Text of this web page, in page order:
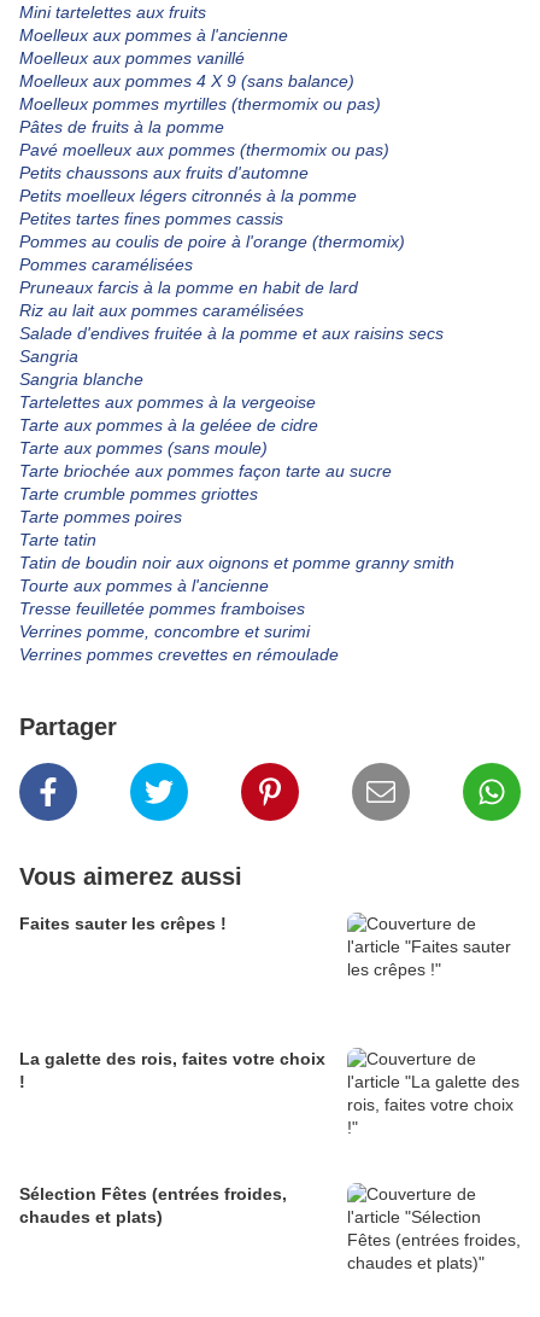
Mini tartelettes aux fruits
Moelleux aux pommes à l'ancienne
Moelleux aux pommes vanillé
Moelleux aux pommes 4 X 9 (sans balance)
Moelleux pommes myrtilles (thermomix ou pas)
Pâtes de fruits à la pomme
Pavé moelleux aux pommes (thermomix ou pas)
Petits chaussons aux fruits d'automne
Petits moelleux légers citronnés à la pomme
Petites tartes fines pommes cassis
Pommes au coulis de poire à l'orange (thermomix)
Pommes caramélisées
Pruneaux farcis à la pomme en habit de lard
Riz au lait aux pommes caramélisées
Salade d'endives fruitée à la pomme et aux raisins secs
Sangria
Sangria blanche
Tartelettes aux pommes à la vergeoise
Tarte aux pommes à la geléee de cidre
Tarte aux pommes (sans moule)
Tarte briochée aux pommes façon tarte au sucre
Tarte crumble pommes griottes
Tarte pommes poires
Tarte tatin
Tatin de boudin noir aux oignons et pomme granny smith
Tourte aux pommes à l'ancienne
Tresse feuilletée pommes framboises
Verrines pomme, concombre et surimi
Verrines pommes crevettes en rémoulade
Partager
Vous aimerez aussi
Faites sauter les crêpes !
La galette des rois, faites votre choix
!
Sélection Fêtes (entrées froides,
chaudes et plats)